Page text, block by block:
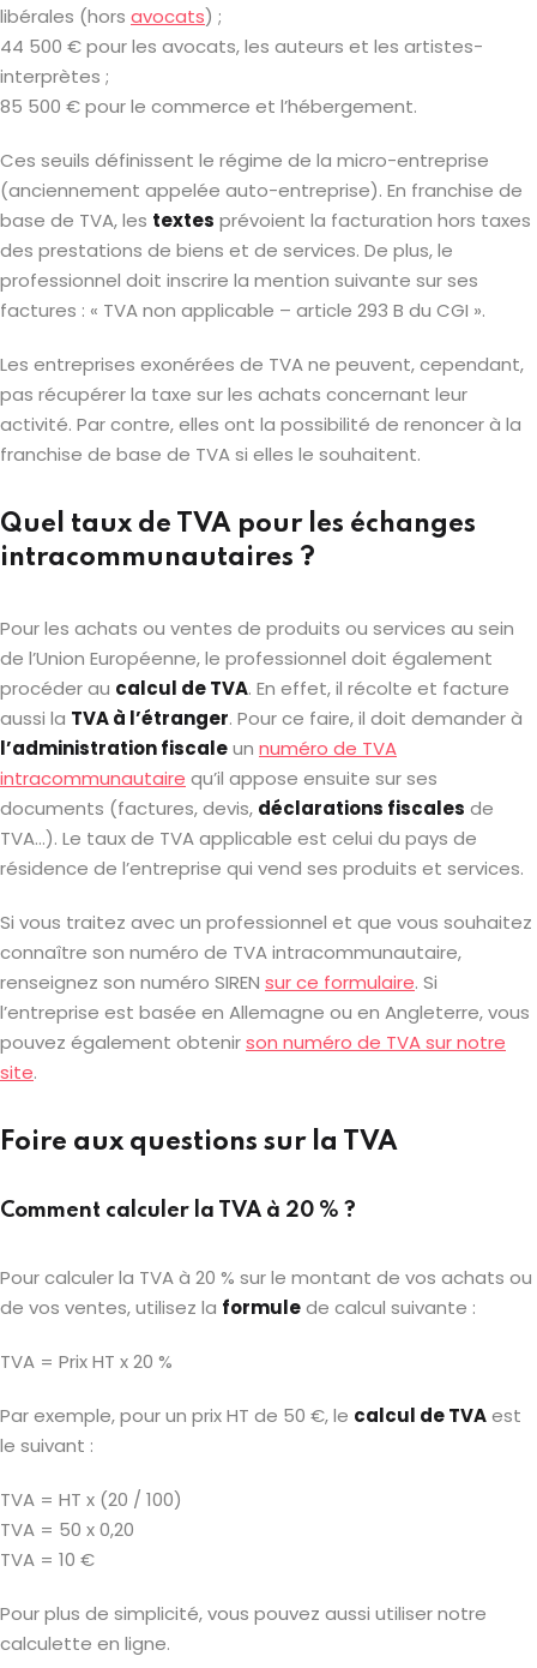
libérales (hors avocats) ;
44 500 € pour les avocats, les auteurs et les artistes-
interprètes ;
85 500 € pour le commerce et l’hébergement.
Ces seuils définissent le régime de la micro-entreprise
(anciennement appelée auto-entreprise). En franchise de
base de TVA, les textes prévoient la facturation hors taxes
des prestations de biens et de services. De plus, le
professionnel doit inscrire la mention suivante sur ses
factures : « TVA non applicable – article 293 B du CGI ».
Les entreprises exonérées de TVA ne peuvent, cependant,
pas récupérer la taxe sur les achats concernant leur
activité. Par contre, elles ont la possibilité de renoncer à la
franchise de base de TVA si elles le souhaitent.
Quel taux de TVA pour les échanges
intracommunautaires ?
Pour les achats ou ventes de produits ou services au sein
de l’Union Européenne, le professionnel doit également
procéder au calcul de TVA. En effet, il récolte et facture
aussi la TVA à l’étranger. Pour ce faire, il doit demander à
l’administration fiscaleun numéro de TVA
intracommunautaire qu’il appose ensuite sur ses
documents (factures, devis, déclarations fiscales de
TVA…). Le taux de TVA applicable est celui du pays de
résidence de l’entreprise qui vend ses produits et services.
Si vous traitez avec un professionnel et que vous souhaitez
connaître son numéro de TVA intracommunautaire,
renseignez son numéro SIREN sur ce formulaire. Si
l’entreprise est basée en Allemagne ou en Angleterre, vous
pouvez également obtenirson numéro de TVA sur notre
site.
Foire aux questions sur la TVA
Comment calculer la TVA à 20 % ?
Pour calculer la TVA à 20 % sur le montant de vos achats ou
de vos ventes, utilisez la formulede calcul suivante :
TVA = Prix HT x 20 %
Par exemple, pour un prix HT de 50 €, le calcul de TVAest
le suivant :
TVA = HT x (20 / 100)
TVA = 50 x 0,20
TVA = 10 €
Pour plus de simplicité, vous pouvez aussi utiliser notre
calculette en ligne.